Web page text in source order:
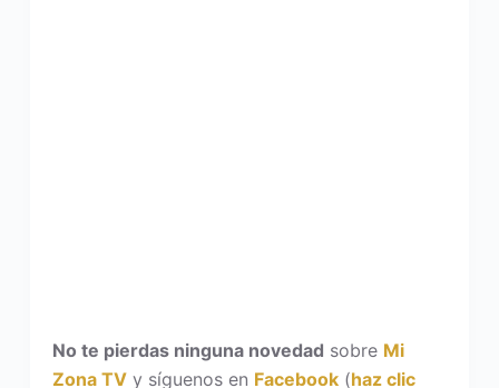
No te pierdas ninguna novedad sobre Mi
Zona TVy síguenos en Facebook(haz clic